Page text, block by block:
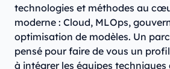
technologies et méthodes au
moderne : Cloud, MLOps,
optimisation de modèles. Un
pensé pour faire de vous un
à intégrer les équipes techniques